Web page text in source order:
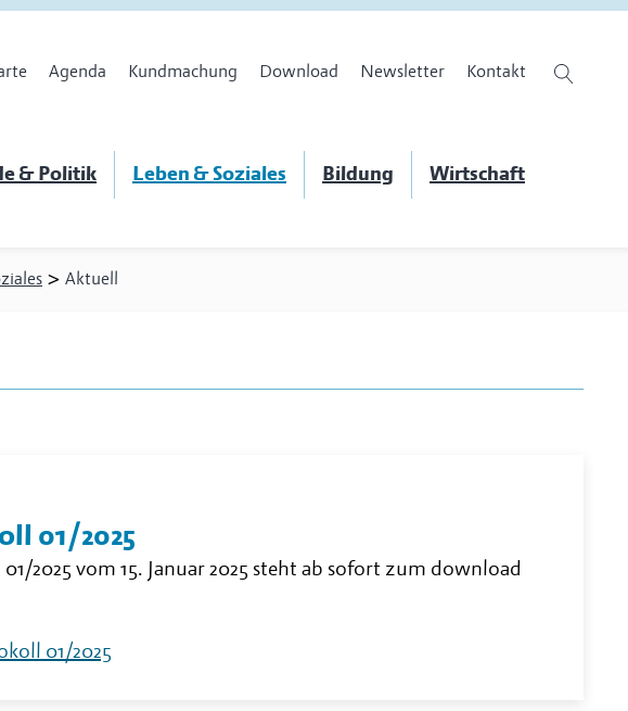
Agenda Kundmachung Download Newsletter Kontakt
& Politik Leben & Soziales Bildung Wirtschaft
> Aktuell
01/2025
2025 vom 15. Januar 2025 steht ab sofort zum download
01/2025